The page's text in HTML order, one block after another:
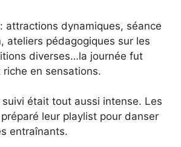
attractions dynamiques, séance
ateliers pédagogiques sur les
diverses…la journée fut
en sensations.
était tout aussi intense. Les
leur playlist pour danser
entraînants.